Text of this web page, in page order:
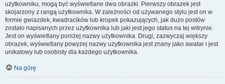
użytkowniku, mogą być wyświetlane dwa obrazki. Pierwszy obrazek jest
skojarzony z rangą użytkownika. W zależności od używanego stylu jest on w
formie gwiazdek, kwadracików lub kropek pokazujących, jak dużo postów
zostało napisanych przez użytkownika lub jaki jest jego status na tej witrynie.
Jest on wyświetlany poniżej nazwy użytkownika. Drugi, zazwyczaj większy
obrazek, wyświetlany powyżej nazwy użytkownika jest znany jako awatar i jest
unikatowy lub osobisty dla każdego użytkownika.
Na górę